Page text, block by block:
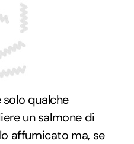
qualche
un salmone di
affumicato ma, se